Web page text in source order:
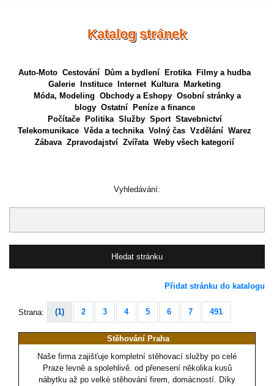
Katalog stránek
Auto-Moto Cestování Dům a bydlení Erotika
Filmy a hudba
Galerie
Instituce Internet Kultura
Marketing
Móda, Modeling Obchody a Eshopy Osobní stránky a
blogy Ostatní
Peníze a finance
Počítače
Politika Služby Sport Stavebnictví
Telekomunikace Věda a technika Volný čas Vzdělání Warez
Zábava Zpravodajství Zvířata Weby všech kategorií
Vyhledávání:
Přidat stránku do katalogu
Strana: (1) 2 3 4 5 6 7 491
Stěhování Praha
Naše firma zajišťuje kompletní stěhovací služby po celé
Praze levně a spolehlivě. od přenesení několika kusů
nábytku až po velké stěhování firem, domácností. Díky